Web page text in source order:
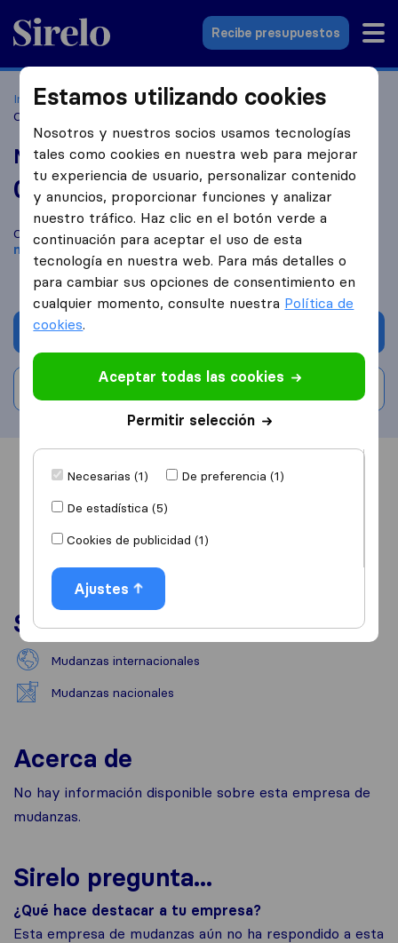
Sirelo.es
Recibe presupuestos
Inicio Empresas de mudanzas Alicante
Mobility
Corporation
Mobility Corporation
0,0 basado en0
reseñas de Sirelo y Google
i
Compara Mobility Corporation con otras empresas de
mudanzasdeAlicante
Escribe una valoración
Información Valoraciones
Servicios
Mudanzas internacionales
Mudanzas nacionales
Acerca de
No hay información disponible sobre esta empresa de
mudanzas.
Sirelo pregunta...
¿Qué hace destacar a tu empresa?
Esta empresa de mudanzas aún no ha respondido a esta
Estamos utilizando cookies
Nosotros y nuestros socios usamos tecnologías
tales como cookies en nuestra web para mejorar
tu experiencia de usuario, personalizar contenido
y anuncios, proporcionar funciones y analizar
nuestro tráfico. Haz clic en el botón verde a
continuación para aceptar el uso de esta
tecnología en nuestra web. Para más detalles o
para cambiar sus opciones de consentimiento en
cualquier momento, consulte nuestra Política de
cookies.
Aceptar todas las cookies
Permitir selección
Necesarias (1)
De preferencia (1)
De estadística (5)
Cookies de publicidad (1)
Ajustes